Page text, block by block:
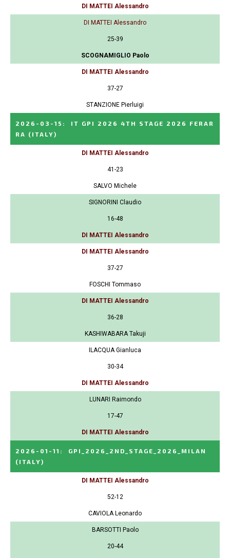
DI MATTEI Alessandro
DI MATTEI Alessandro
25-39
SCOGNAMIGLIO Paolo
DI MATTEI Alessandro
37-27
STANZIONE Pierluigi
2026-03-15 :
IT GPI 2026 4TH STAGE 2026 FERAR
RA
(ITALY)
DI MATTEI Alessandro
41-23
SALVO Michele
SIGNORINI Claudio
16-48
DI MATTEI Alessandro
DI MATTEI Alessandro
37-27
FOSCHI Tommaso
DI MATTEI Alessandro
36-28
KASHIWABARA Takuji
ILACQUA Gianluca
30-34
DI MATTEI Alessandro
LUNARI Raimondo
17-47
DI MATTEI Alessandro
2026-01-11 :
GPI_2026_2ND_STAGE_2026_MILAN
(ITALY)
DI MATTEI Alessandro
52-12
CAVIOLA Leonardo
BARSOTTI Paolo
20-44